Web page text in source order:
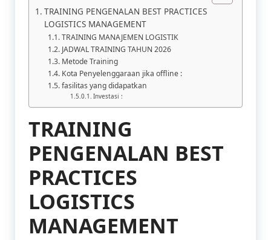
TRAINING PENGENALAN BEST PRACTICES
LOGISTICS MANAGEMENT
TRAINING MANAJEMEN LOGISTIK
JADWAL TRAINING TAHUN 2026
Metode Training
Kota Penyelenggaraan jika offline :
fasilitas yang didapatkan
Investasi :
TRAINING
PENGENALAN BEST
PRACTICES
LOGISTICS
MANAGEMENT